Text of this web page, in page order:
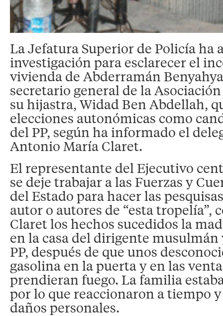
La Jefatura Superior de Policía ha
investigación para esclarecer el
vivienda de Abderramán
secretario general de la
su hijastra, Widad Ben Abdellah,
elecciones autonómicas como
del PP, según ha informado el
Antonio María Claret.
El representante del Ejecutivo
se deje trabajar a las Fuerzas y
del Estado para hacer las
autor o autores de “esta tropelía”,
Claret los hechos sucedidos la
en la casa del dirigente
PP, después de que unos
gasolina en la puerta y en las
prendieran fuego. La familia
por lo que reaccionaron a tiempo
daños personales.